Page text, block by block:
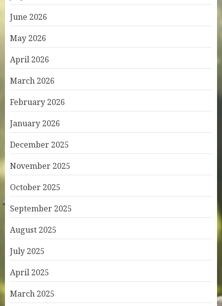
June 2026
May 2026
April 2026
March 2026
February 2026
January 2026
December 2025
November 2025
October 2025
September 2025
August 2025
July 2025
April 2025
March 2025